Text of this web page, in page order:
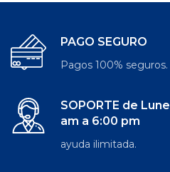
PAGO SEGURO
Pagos 100% seguros.
SOPORTE de
am a 6:00 pm
ayuda ilimitada.